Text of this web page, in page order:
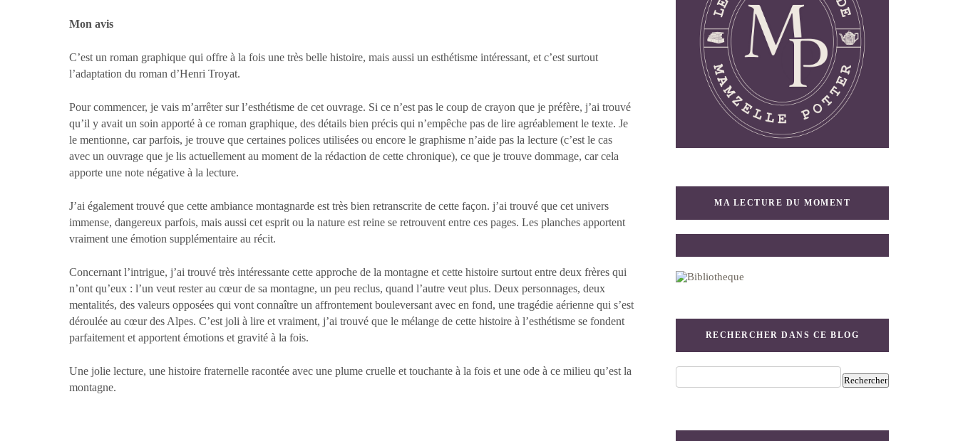
Mon avis
C’est un roman graphique qui offre à la fois une très belle histoire, mais aussi un esthétisme intéressant, et c’est surtout
l’adaptation du roman d’Henri Troyat.
Pour commencer, je vais m’arrêter sur l’esthétisme de cet ouvrage. Si ce n’est pas le coup de crayon que je préfère, j’ai trouvé
qu’il y avait un soin apporté à ce roman graphique, des détails bien précis qui n’empêche pas de lire agréablement le texte. Je
le mentionne, car parfois, je trouve que certaines polices utilisées ou encore le graphisme n’aide pas la lecture (c’est le cas
avec un ouvrage que je lis actuellement au moment de la rédaction de cette chronique), ce que je trouve dommage, car cela
apporte une note négative à la lecture.
J’ai également trouvé que cette ambiance montagnarde est très bien retranscrite de cette façon. j’ai trouvé que cet univers
immense, dangereux parfois, mais aussi cet esprit ou la nature est reine se retrouvent entre ces pages. Les planches apportent
vraiment une émotion supplémentaire au récit.
Concernant l’intrigue, j’ai trouvé très intéressante cette approche de la montagne et cette histoire surtout entre deux frères qui
n’ont qu’eux : l’un veut rester au cœur de sa montagne, un peu reclus, quand l’autre veut plus. Deux personnages, deux
mentalités, des valeurs opposées qui vont connaître un affrontement bouleversant avec en fond, une tragédie aérienne qui s’est
déroulée au cœur des Alpes. C’est joli à lire et vraiment, j’ai trouvé que le mélange de cette histoire à l’esthétisme se fondent
parfaitement et apportent émotions et gravité à la fois.
Une jolie lecture, une histoire fraternelle racontée avec une plume cruelle et touchante à la fois et une ode à ce milieu qu’est la
montagne.
MA LECTURE DU MOMENT
RECHERCHER DANS CE BLOG